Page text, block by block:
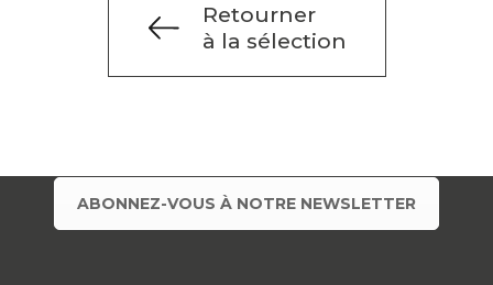
Retourner
à la sélection
ABONNEZ-VOUS À NOTRE NEWSLETTER